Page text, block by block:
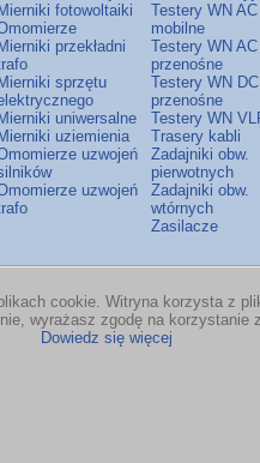
Mierniki fotowoltaiki
Mierniki przekładni
Mierniki sprzętu
Mierniki uniwersalne
Mierniki uziemienia
uzwojeń
uzwojeń
Testery WN AC
mobilne
Testery WN AC
przenośne
Testery WN DC
przenośne
Testery WN
Trasery kabli
Zadajniki obw.
pierwotnych
Zadajniki obw.
wtórnych
Zasilacze
cookie. Witryna korzysta z
wyrażasz zgodę na korzystanie
Dowiedz się więcej